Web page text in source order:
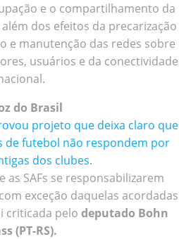
e o compartilhamento da
dos efeitos da precarização
e manutenção das redes sobre
usuários e da conectividade
do Brasil
projeto que deixa claro que
de futebol não respondem por
dos clubes.
as SAFs se responsabilizarem
exceção daquelas acordadas
criticada pelo deputado Bohn
(PT-RS).